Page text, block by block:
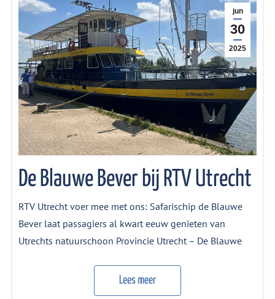
jun
30
2025
De Blauwe Bever bij RTV Utrecht
RTV Utrecht voer mee met ons: Safarischip de Blauwe
Bever laat passagiers al kwart eeuw genieten van
Utrechts natuurschoon Provincie Utrecht – De Blauwe
om het publiek kennis te laten maken met de natuur van
de rivieroevers. Zo’n 90 vrijwilligers houden het schip…
Lees meer